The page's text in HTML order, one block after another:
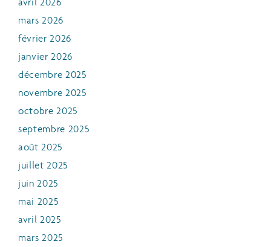
avril 2026
mars 2026
février 2026
janvier 2026
décembre 2025
novembre 2025
octobre 2025
septembre 2025
août 2025
juillet 2025
juin 2025
mai 2025
avril 2025
mars 2025